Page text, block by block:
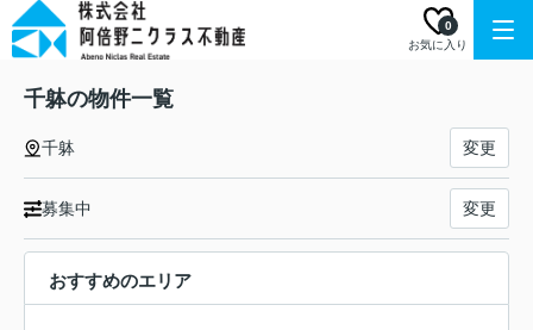
お気に入り
0
千躰の物件一覧
千躰 変更
募集中 変更
おすすめのエリア